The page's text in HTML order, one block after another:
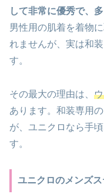
して非常に優秀で、
男性用の肌着を着物
れませんが、実は和
す。
その最大の理由は、
あります。和装専用
が、ユニクロなら手
す。
ユニクロのメンズ